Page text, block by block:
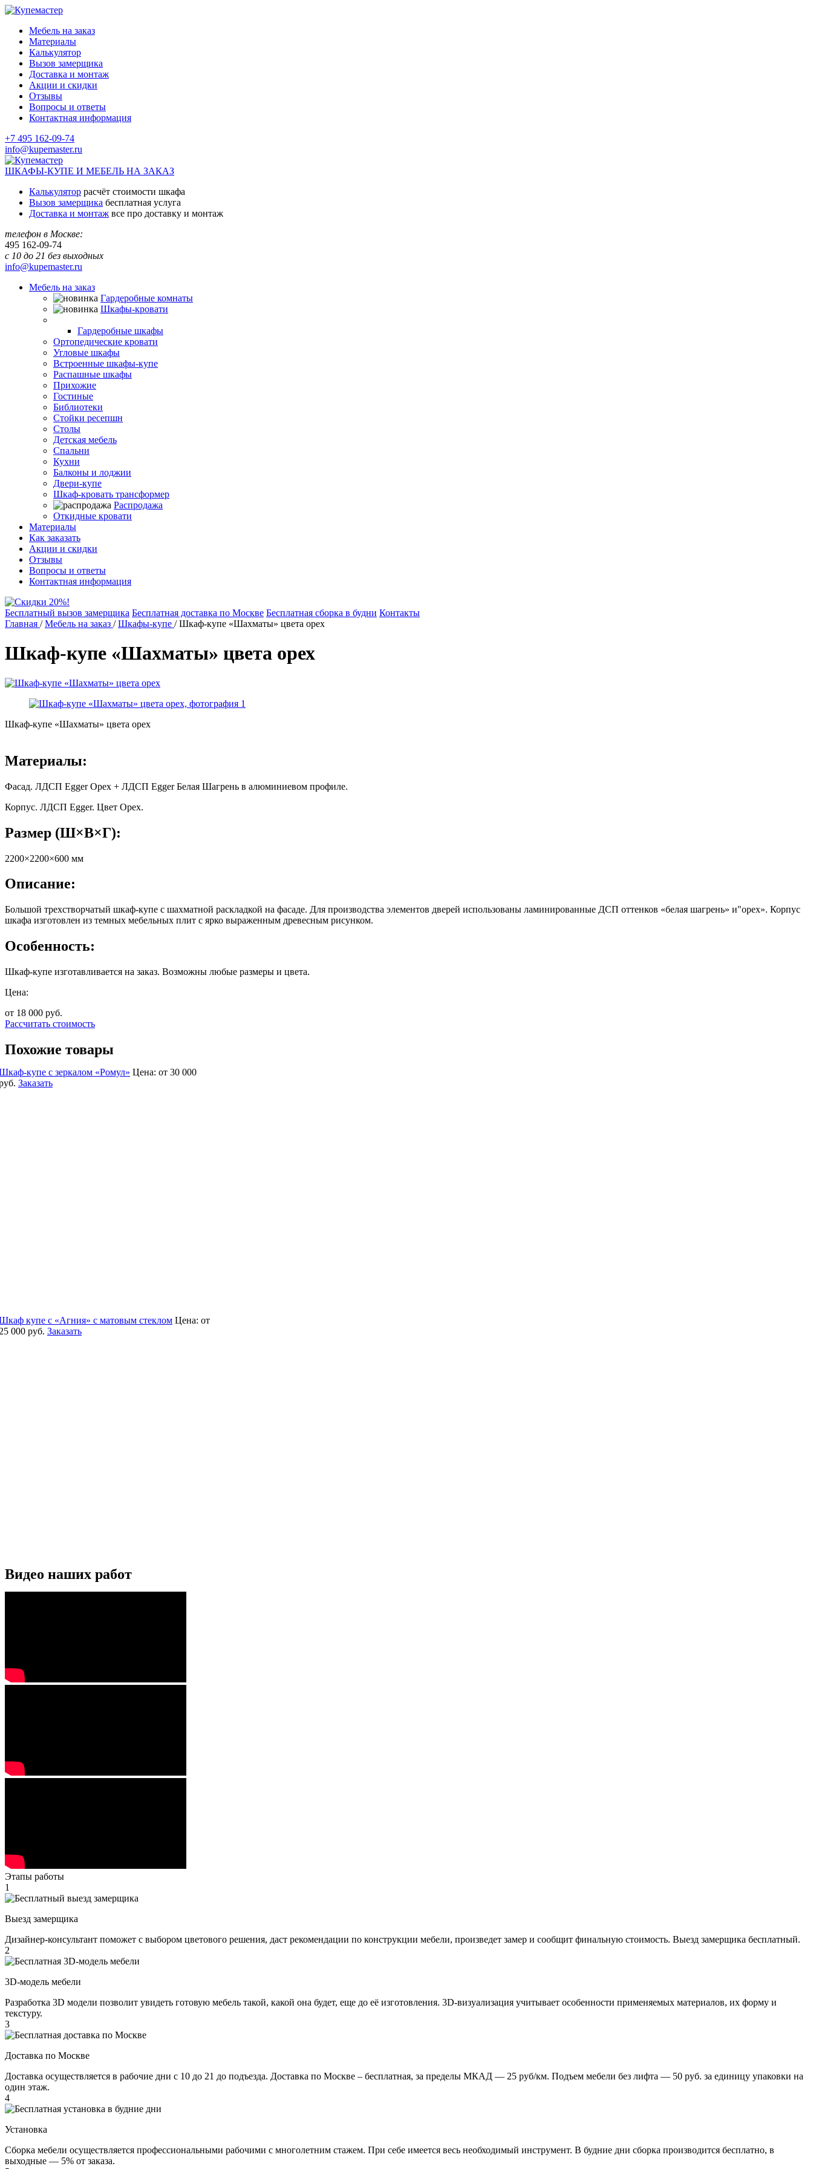
Мебель на заказ
Материалы
Калькулятор
Вызов замерщика
Доставка и монтаж
Акции и скидки
Отзывы
Вопросы и ответы
Контактная информация
+7 495 162-09-74
info@kupemaster.ru
ШКАФЫ-КУПЕ И МЕБЕЛЬ НА ЗАКАЗ
Калькулятор расчёт стоимости шкафа
Вызов замерщика бесплатная услуга
Доставка и монтаж все про доставку и монтаж
телефон в Москве:
495 162-09-74
с 10 до 21 без выходных
info@kupemaster.ru
Мебель на заказ
Гардеробные комнаты
Шкафы-кровати
Гардеробные шкафы
Ортопедические кровати
Угловые шкафы
Встроенные шкафы-купе
Распашные шкафы
Прихожие
Гостиные
Библиотеки
Стойки ресепшн
Столы
Детская мебель
Спальни
Кухни
Балконы и лоджии
Двери-купе
Шкаф-кровать трансформер
Распродажа
Откидные кровати
Материалы
Как заказать
Акции и скидки
Отзывы
Вопросы и ответы
Контактная информация
Бесплатный вызов замерщика Бесплатная доставка по Москве Бесплатная сборка в будни Контакты
Главная /Мебель на заказ /Шкафы-купе /Шкаф-купе «Шахматы» цвета орех
Шкаф-купе «Шахматы» цвета орех
Шкаф-купе «Шахматы» цвета орех
Материалы:
Фасад. ЛДСП Egger Орех + ЛДСП Egger Белая Шагрень в алюминиевом профиле.
Корпус. ЛДСП Egger. Цвет Орех.
Размер (Ш×В×Г):
2200×2200×600 мм
Описание:
Большой трехстворчатый шкаф-купе с шахматной раскладкой на фасаде. Для производства элементов дверей использованы ламинированные ДСП оттенков «белая шагрень» и"орех». Корпус
шкафа изготовлен из темных мебельных плит с ярко выраженным древесным рисунком.
Особенность:
Шкаф-купе изготавливается на заказ. Возможны любые размеры и цвета.
Цена:
от 18 000 руб.
Рассчитать стоимость
Похожие товары
купе с зеркалом «Ромул» Цена: от 30 000
Заказать
купе с «Агния» с матовым стеклом Цена: от
000 руб. Заказать
Видео наших работ
Этапы работы
1
Выезд замерщика
Дизайнер-консультант поможет с выбором цветового решения, даст рекомендации по конструкции мебели, произведет замер и сообщит финальную стоимость. Выезд замерщика бесплатный.
2
3D-модель мебели
Разработка 3D модели позволит увидеть готовую мебель такой, какой она будет, еще до её изготовления. 3D-визуализация учитывает особенности применяемых материалов, их форму и
текстуру.
3
Доставка по Москве
Доставка осуществляется в рабочие дни с 10 до 21 до подъезда. Доставка по Москве – бесплатная, за пределы МКАД — 25 руб/км. Подъем мебели без лифта — 50 руб. за единицу упаковки на
один этаж.
4
Установка
Сборка мебели осуществляется профессиональными рабочими с многолетним стажем. При себе имеется весь необходимый инструмент. В будние дни сборка производится бесплатно, в
выходные — 5% от заказа.